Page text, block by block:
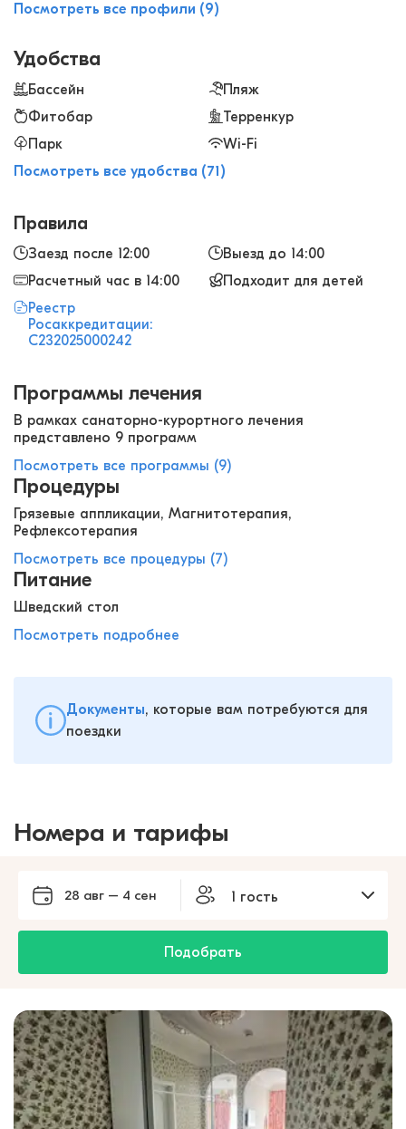
Посмотреть все профили (9)
Удобства
Бассейн
Пляж
Фитобар
Терренкур
Парк
Wi-Fi
Посмотреть все удобства (71)
Правила
Заезд после 12:00
Выезд до 14:00
Расчетный час в 14:00
Подходит для детей
Реестр
Росаккредитации:
С232025000242
Программы лечения
В рамках санаторно-курортного лечения
представлено 9 программ
Посмотреть все программы (9)
Процедуры
Грязевые аппликации, Магнитотерапия,
Рефлексотерапия
Посмотреть все процедуры (7)
Питание
Шведский стол
Посмотреть подробнее
Документы, которые вам потребуются для
поездки
Номера и тарифы
28 авг – 4 сен 1 гость
Подобрать